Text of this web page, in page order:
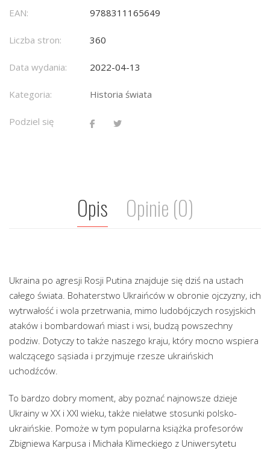
EAN: 9788311165649
Liczba stron: 360
Data wydania: 2022-04-13
Kategoria: Historia świata
Podziel się
Opis Opinie (0)
Ukraina po agresji Rosji Putina znajduje się dziś na ustach
całego świata. Bohaterstwo Ukraińców w obronie ojczyzny, ich
wytrwałość i wola przetrwania, mimo ludobójczych rosyjskich
ataków i bombardowań miast i wsi, budzą powszechny
podziw. Dotyczy to także naszego kraju, który mocno wspiera
walczącego sąsiada i przyjmuje rzesze ukraińskich
uchodźców.
To bardzo dobry moment, aby poznać najnowsze dzieje
Ukrainy w XX i XXI wieku, także niełatwe stosunki polsko-
ukraińskie. Pomoże w tym popularna książka profesorów
Zbigniewa Karpusa i Michała Klimeckiego z Uniwersytetu